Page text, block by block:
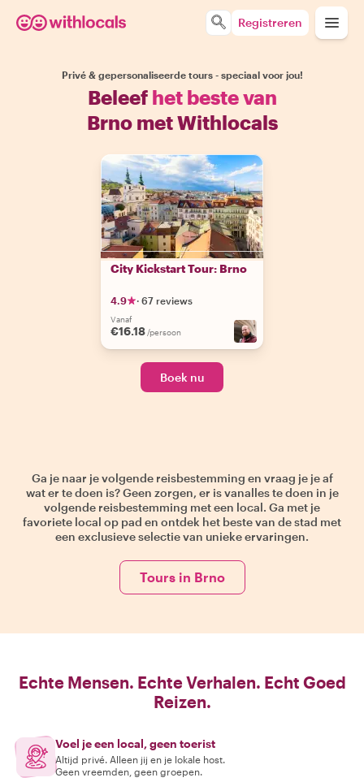
Registreren
Privé & gepersonaliseerde tours - speciaal voor jou!
Beleef het beste van
Brno met Withlocals
City Kickstart Tour: Brno
4.9 · 67 reviews
Vanaf
€16.18 /persoon
Boek nu
Ga je naar je volgende reisbestemming en vraag je je af
wat er te doen is? Geen zorgen, er is vanalles te doen in je
volgende reisbestemming met een local. Ga met je
favoriete local op pad en ontdek het beste van de stad met
een exclusieve selectie van unieke ervaringen.
Tours in Brno
Echte Mensen. Echte Verhalen. Echt Goed
Reizen.
Voel je een local, geen toerist
Altijd privé. Alleen jij en je lokale host.
Geen vreemden, geen groepen.